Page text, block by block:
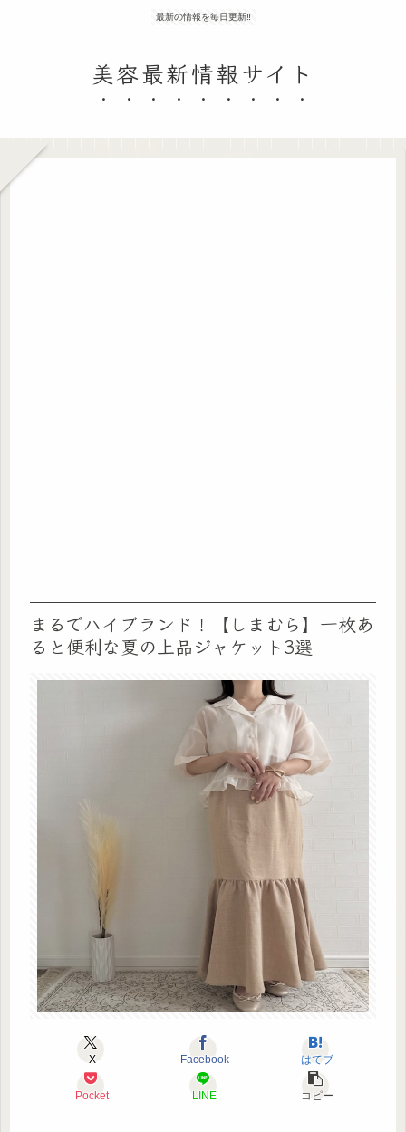
最新の情報を毎日更新‼
美容最新情報サイト
まるでハイブランド！【しまむら】一枚あ
ると便利な夏の上品ジャケット3選
X Facebook はてブ
Pocket LINE コピー